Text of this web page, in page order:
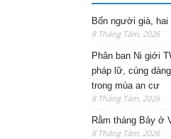
Bốn người già,
8 Tháng Tám, 2026
Phân ban Ni giới
pháp lữ, cúng
trong mùa an cư
8 Tháng Tám, 2026
Rằm tháng Bảy ở
8 Tháng Tám, 2026